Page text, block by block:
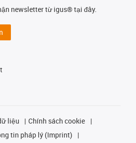
newsletter từ igus® tại đây.
liệu
Chính sách cookie
tin pháp lý (Imprint)